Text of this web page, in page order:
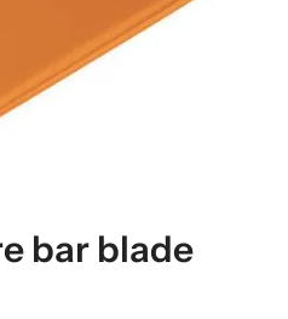
bar blade